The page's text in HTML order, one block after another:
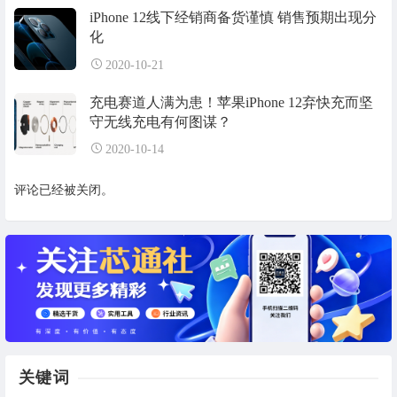
iPhone 12线下经销商备货谨慎 销售预期出现分
化
2020-10-21
充电赛道人满为患！苹果iPhone 12弃快充而坚
守无线充电有何图谋？
2020-10-14
评论已经被关闭。
关键词